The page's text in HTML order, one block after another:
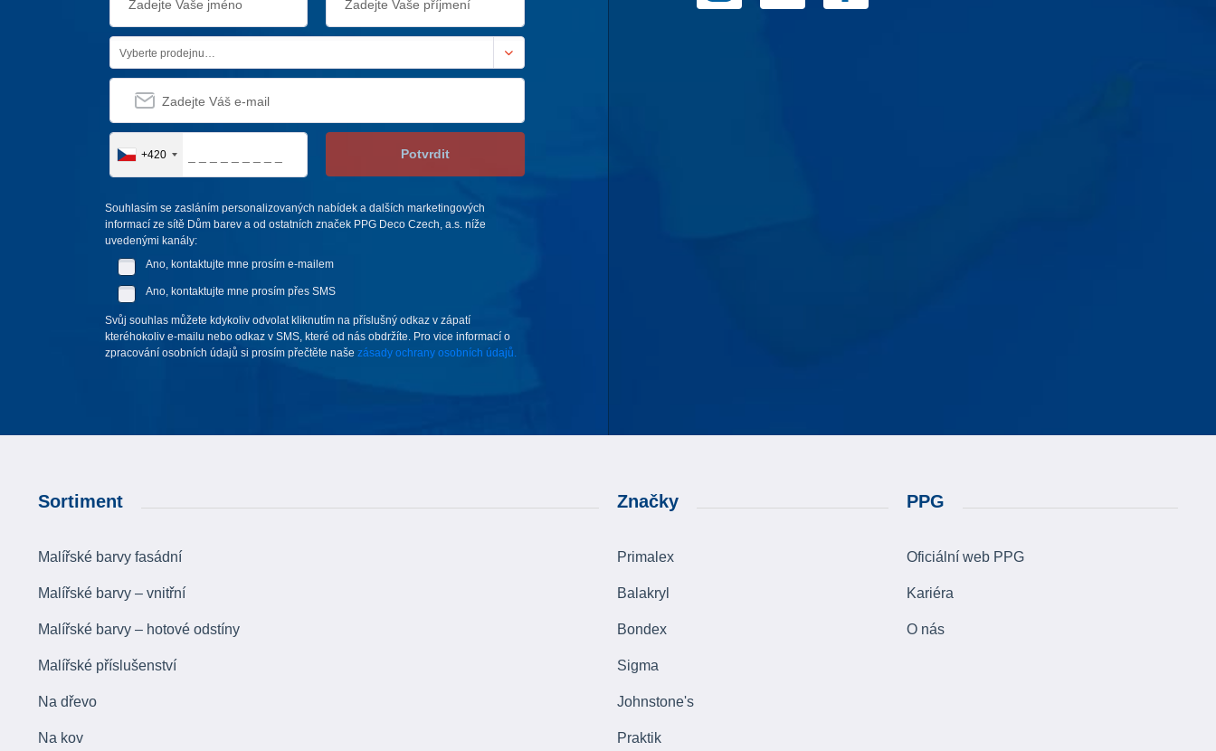
Vyberte prodejnu…
+420 Potvrdit
Souhlasím se zasláním personalizovaných nabídek a dalších marketingových
informací ze sítě Dům barev a od ostatních značek PPG Deco Czech, a.s. níže
uvedenými kanály:
Ano, kontaktujte mne prosím e-mailem
Ano, kontaktujte mne prosím přes SMS
Svůj souhlas můžete kdykoliv odvolat kliknutím na příslušný odkaz v zápatí
kteréhokoliv e-mailu nebo odkaz v SMS, které od nás obdržíte. Pro vice informací o
zpracování osobních údajů si prosím přečtěte naše zásady ochrany osobních údajů.
Sortiment
Malířské barvy fasádní
Malířské barvy – vnitřní
Malířské barvy – hotové odstíny
Malířské příslušenství
Na dřevo
Na kov
Značky
Primalex
Balakryl
Bondex
Sigma
Johnstone's
Praktik
PPG
Oficiální web PPG
Kariéra
O nás